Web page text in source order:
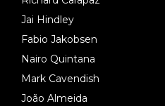
Jai Hindley
Fabio Jakobsen
Nairo Quintana
Mark Cavendish
João Almeida